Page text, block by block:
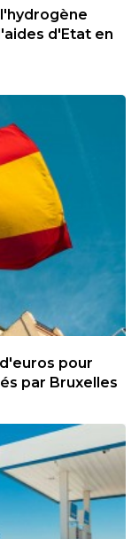
d'Etat en
pour
par Bruxelles